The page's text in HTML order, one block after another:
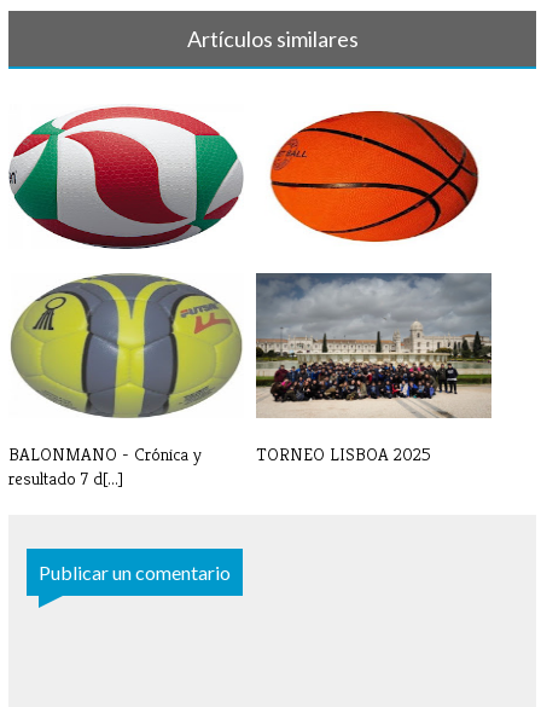
Artículos similares
VOLEIBOL - Crónica y
resultados 7-8[...]
BALONCESTO - Crónicas y
resultados [...]
BALONMANO - Crónica y
resultado 7 d[...]
TORNEO LISBOA 2025
Publicar un comentario